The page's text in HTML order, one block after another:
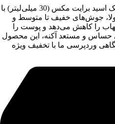
سوسپانسیون ضد آکنه و لک آزلائیک اسید برایت مکس (30 میلی‌لیتر) با
جوش‌های خفیف تا متوسط و
را کاهش می‌دهد و پوست را
و مستعد آکنه، این محصول
وردپرسی ما با تخفیف ویژه